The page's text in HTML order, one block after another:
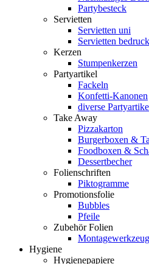
Partybesteck
Servietten
Servietten uni
Servietten
Kerzen
Stumpenkerzen
Partyartikel
Fackeln
Konfetti-Kanonen
diverse
Take Away
Pizzakarton
Burgerboxen &
Foodboxen &
Dessertbecher
Folienschriften
Piktogramme
Promotionsfolie
Bubbles
Pfeile
Zubehör Folien
Hygiene
Hygienepapiere